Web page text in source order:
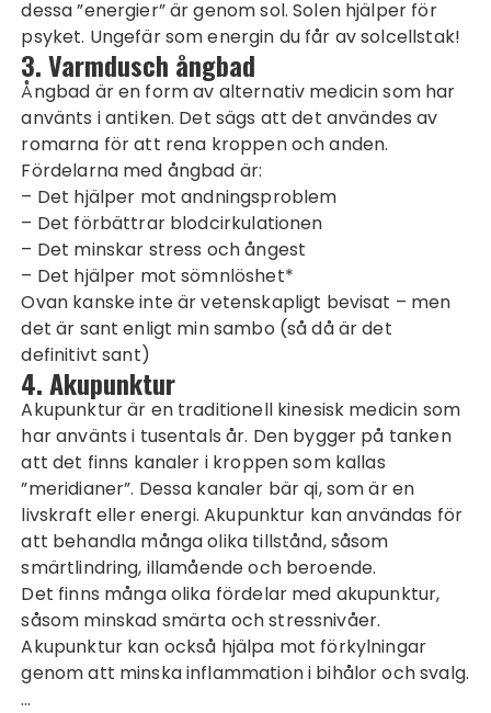
dessa ”energier” är genom sol. Solen hjälper för
psyket. Ungefär som energin du får avsolcellstak!
3. Varmdusch ångbad
Ångbad är en form av alternativ medicin som har
använts i antiken. Det sägs att det användes av
romarna för att rena kroppen och anden.
Fördelarna med ångbad är:
– Det hjälper mot andningsproblem
– Det förbättrar blodcirkulationen
– Det minskar stress och ångest
– Det hjälper mot sömnlöshet*
Ovan kanske inte är vetenskapligt bevisat – men
det är sant enligt min sambo (så då är det
definitivt sant)
4. Akupunktur
Akupunktur är en traditionell kinesisk medicin som
har använts i tusentals år. Den bygger på tanken
att det finns kanaler i kroppen som kallas
”meridianer”. Dessa kanaler bär qi, som är en
livskraft eller energi. Akupunktur kan användas för
att behandla många olika tillstånd, såsom
smärtlindring, illamående och beroende.
Det finns många olika fördelar med akupunktur,
såsom minskad smärta och stressnivåer.
Akupunktur kan också hjälpa mot förkylningar
genom att minska inflammation i bihålor och svalg.
…